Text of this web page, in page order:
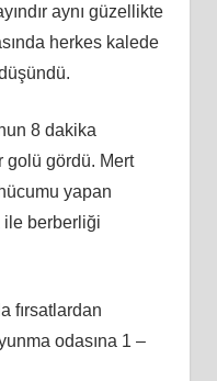
aynı güzellikte
herkes kalede
8 dakika
golü gördü. Mert
yapan
ile berberliği
fırsatlardan
odasına 1 –